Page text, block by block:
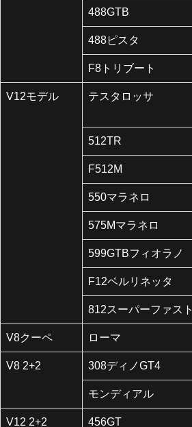
488GTB
488ピスタ
F8トリブート
V12モデル テスタロッサ
512TR
F512M
550マラネロ
575Mマラネロ
599GTBフィオラノ
F12ベルリネッタ
812スーパーファスト
V8クーペ ローマ
V8 2+2 308ディノGT4
モンディアル
V12 2+2 456GT